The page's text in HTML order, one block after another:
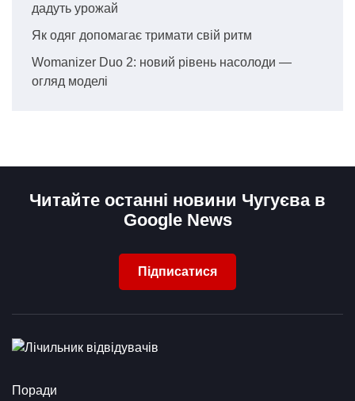
дадуть урожай
Як одяг допомагає тримати свій ритм
Womanizer Duo 2: новий рівень насолоди —
огляд моделі
Читайте останні новини Чугуєва в
Google News
Підписатися
Поради